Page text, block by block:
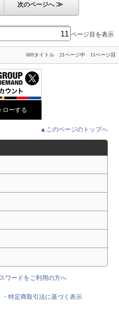
次のページへ≫
ページ目を表示
609タイトル 21ページ中 11ページ目
▲このページのトップへ
ワードをご利用の方へ
・特定商取引法に基づく表示